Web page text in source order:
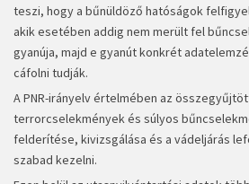
teszi, hogy a bűnüldöző hatóságok
akik esetében addig nem merült fel
gyanúja, majd e gyanút konkrét
cáfolni tudják.
A PNR-irányelv értelmében az
terrorcselekmények és súlyos
felderítése, kivizsgálása és a vádeljárás
szabad kezelni.